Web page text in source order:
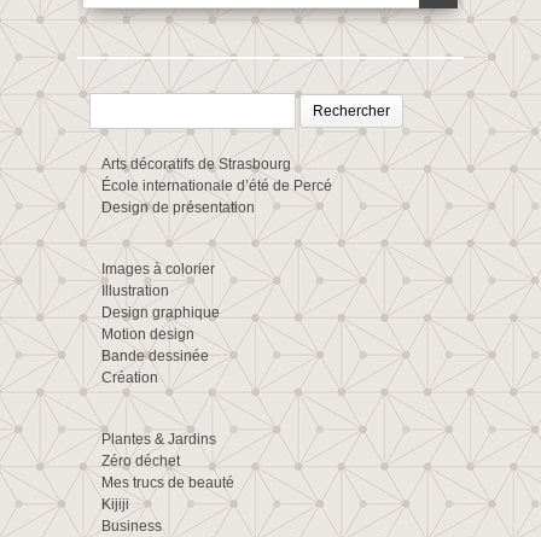
Rechercher :
Arts décoratifs de Strasbourg
École internationale d’été de Percé
Design de présentation
Images à colorier
Illustration
Design graphique
Motion design
Bande dessinée
Création
Plantes & Jardins
Zéro déchet
Mes trucs de beauté
Kijiji
Business